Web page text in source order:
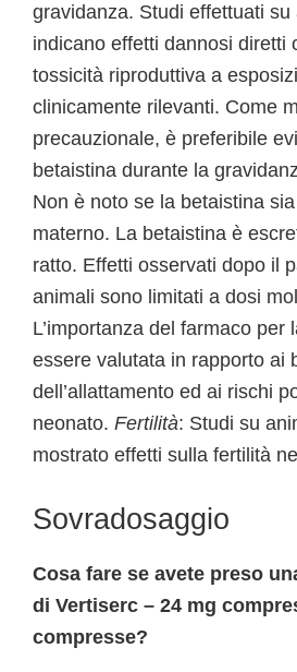
gravidanza. Studi effettuati su
indicano effetti dannosi diretti
tossicità riproduttiva a
clinicamente rilevanti. Come
precauzionale, è preferibile
betaistina durante la
Non è noto se la betaistina
materno. La betaistina è
ratto. Effetti osservati dopo il
animali sono limitati a dosi
L’importanza del farmaco per
essere valutata in rapporto ai
dell’allattamento ed ai rischi
neonato. Fertilità: Studi su
mostrato effetti sulla fertilità
Sovradosaggio
Cosa fare se avete preso
di Vertiserc – 24 mg
compresse?